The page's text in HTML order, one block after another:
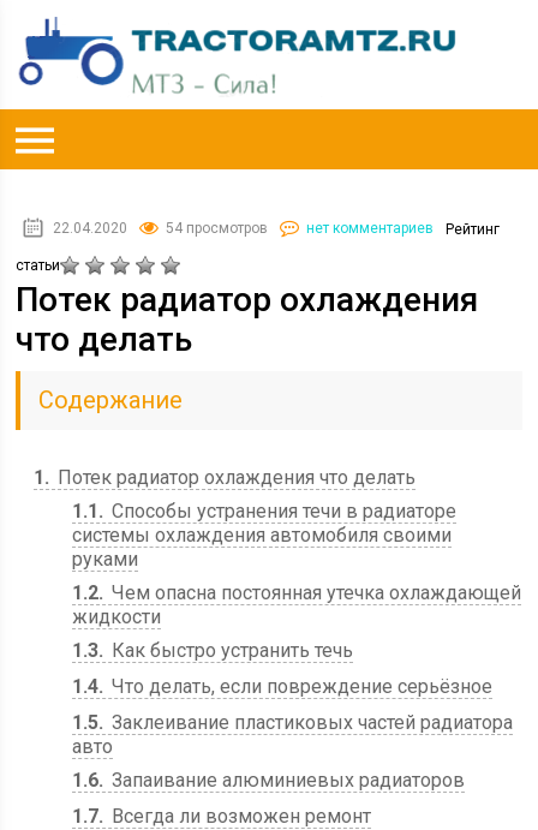
22.04.2020 54 просмотров нет комментариев Рейтинг
статьи
Потек радиатор охлаждения
что делать
Содержание
1
Потек радиатор охлаждения что делать
1.1
Способы устранения течи в радиаторе
системы охлаждения автомобиля своими
руками
1.2 Чем опасна постоянная утечка охлаждающей
жидкости
1.3
Как быстро устранить течь
1.4 Что делать, если повреждение серьёзное
1.5 Заклеивание пластиковых частей радиатора
авто
1.6 Запаивание алюминиевых радиаторов
1.7
Всегда ли возможен ремонт